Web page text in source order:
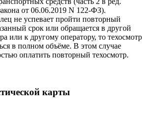
от 06.06.2019 N 122-ФЗ).
не успевает пройти повторный
срок или обращается в другой
или к другому оператору, то техосмотр
в полном объёме. В этом случае
оплатить повторный техосмотр.
карты